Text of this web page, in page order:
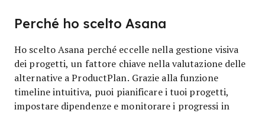
Perché ho scelto Asana
Ho scelto Asana perché eccelle nella gestione visiva
dei progetti, un fattore chiave nella valutazione delle
alternative a ProductPlan. Grazie alla funzione
timeline intuitiva, puoi pianificare i tuoi progetti,
impostare dipendenze e monitorare i progressi in